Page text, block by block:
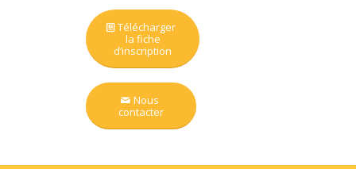
Télécharger
la fiche
d’inscription
Nous
contacter